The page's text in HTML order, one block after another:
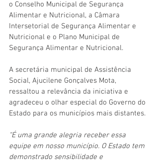
o Conselho Municipal de Segurança
Alimentar e Nutricional, a Câmara
Intersetorial de Segurança Alimentar e
Nutricional e o Plano Municipal de
Segurança Alimentar e Nutricional.
A secretária municipal de Assistência
Social, Ajucilene Gonçalves Mota,
ressaltou a relevância da iniciativa e
agradeceu o olhar especial do Governo do
Estado para os municípios mais distantes.
“É uma grande alegria receber essa
equipe em nosso município. O Estado tem
demonstrado sensibilidade e